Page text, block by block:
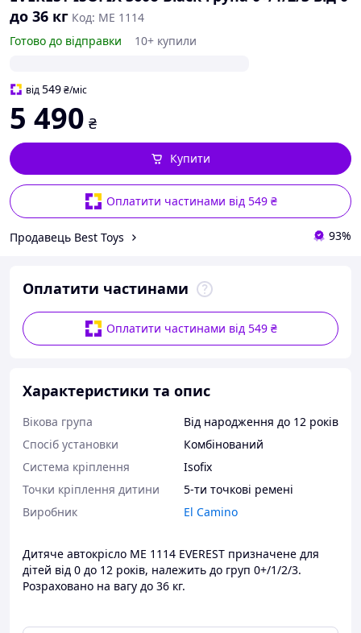
до 36 кг Код: ME 1114
Готово до відправки
10+ купили
від549₴/міс
5 490 ₴
Оплатити частинами від 549 ₴
Купити
Продавець Best Toys 93%
Оплатити частинами
Оплатити частинами від 549 ₴
Характеристики та опис
Вікова група
Від народження до 12 років
Спосіб установки
Комбінований
Система кріплення
Isofix
Точки кріплення дитини
5-ти точкові ремені
Виробник
El Camino
Дитяче автокрісло ME 1114 EVEREST призначене для
дітей від 0 до 12 років, належить до груп 0+/1/2/3.
Розраховано на вагу до 36 кг.